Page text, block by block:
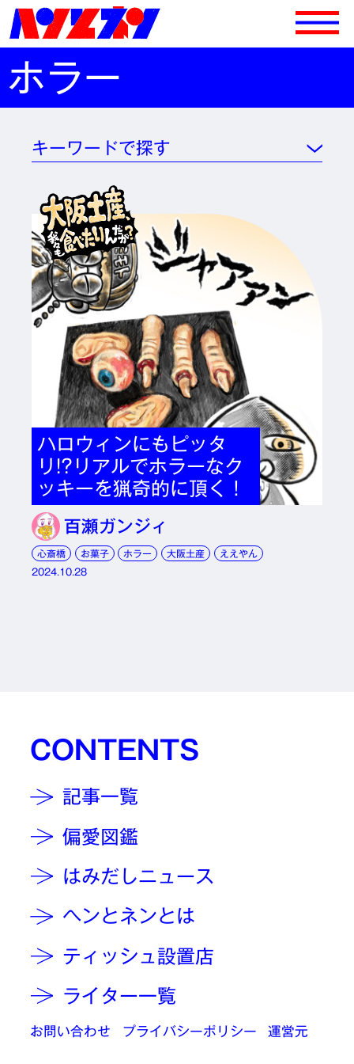
ホラー
キーワードで探す
ハロウィンにもピッタ
リ!?リアルでホラーなク
ッキーを猟奇的に頂く！
百瀬ガンジィ
心斎橋 お菓子 ホラー 大阪土産
ええやん
2024.10.28
CONTENTS
記事一覧
偏愛図鑑
はみだしニュース
ヘンとネンとは
ティッシュ設置店
ライター一覧
お問い合わせ プライバシーポリシー 運営元